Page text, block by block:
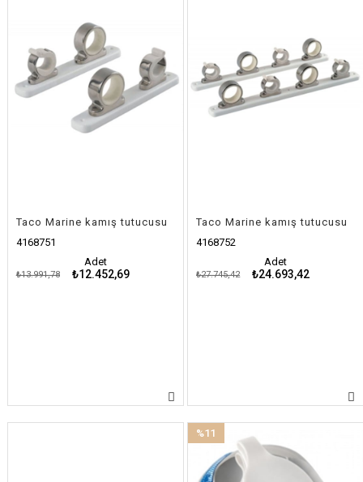
Taco Marine kamış tutucusu
4168751
Adet
₺12.452,69
₺13.991,78
Taco Marine kamış tutucusu
4168752
Adet
₺24.693,42
₺27.745,42
%11
İndirim
%11İndirim